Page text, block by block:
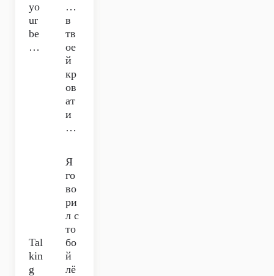
yo
ur
be
…
…
в
тв
ое
й
кр
ов
ат
и
…
Tal
kin
g
Я
го
во
ри
л с
то
бо
й
лё